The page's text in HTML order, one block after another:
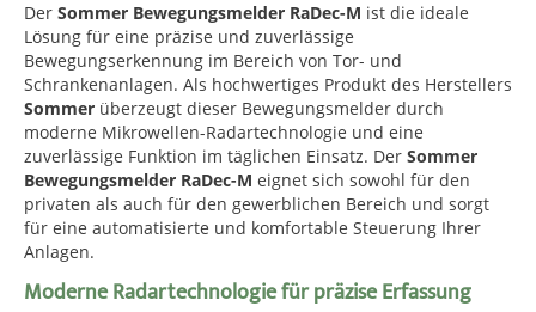
Der Sommer Bewegungsmelder RaDec-M ist die ideale
Lösung für eine präzise und zuverlässige
Bewegungserkennung im Bereich von Tor- und
Schrankenanlagen. Als hochwertiges Produkt des Herstellers
Sommer überzeugt dieser Bewegungsmelder durch
moderne Mikrowellen-Radartechnologie und eine
zuverlässige Funktion im täglichen Einsatz. Der Sommer
Bewegungsmelder RaDec-M eignet sich sowohl für den
privaten als auch für den gewerblichen Bereich und sorgt
für eine automatisierte und komfortable Steuerung Ihrer
Anlagen.
Moderne Radartechnologie für präzise Erfassung